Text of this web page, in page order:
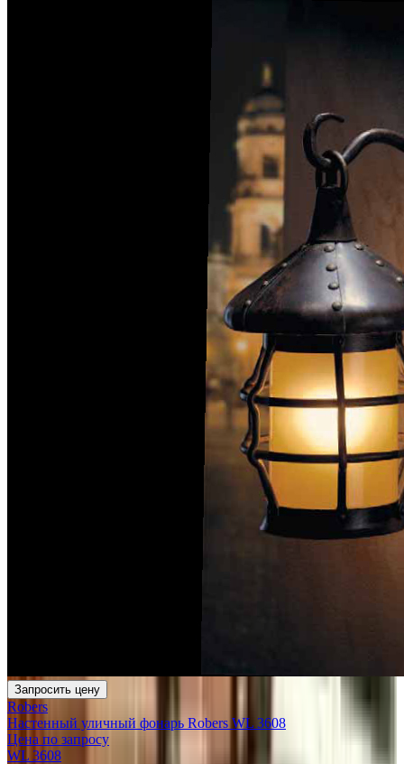
Запросить цену
Robers
Настенный уличный фонарь Robers WL 3608
Цена по запросу
WL 3608